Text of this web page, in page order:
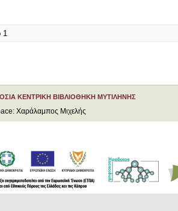
1
ΚΕΝΤΡΙΚΗ ΒΙΒΛΙΟΘΗΚΗ ΜΥΤΙΛΗΝΗΣ
Χαράλαμπος Μιχελής